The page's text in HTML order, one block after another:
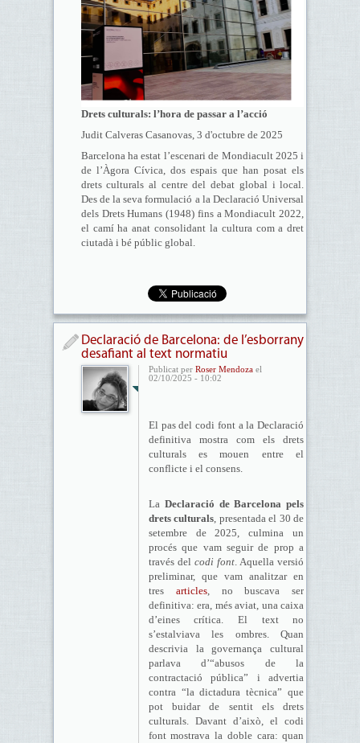
Drets culturals: l’hora de passar a l’acció
Judit Calveras Casanovas, 3 d'octubre de 2025
Barcelona ha estat l’escenari de Mondiacult 2025 i
de l’Àgora Cívica, dos espais que han posat els
drets culturals al centre del debat global i local.
Des de la seva formulació a la Declaració Universal
dels Drets Humans (1948) fins a Mondiacult 2022,
el camí ha anat consolidant la cultura com a dret
ciutadà i bé públic global.
Declaració de Barcelona: de l’esborrany
desafiant al text normatiu
Publicat per Roser Mendozael
02/10/2025 - 10:02
El pas del codi font a la Declaració
definitiva mostra com els drets
culturals es mouen entre el
conflicte i el consens.
La Declaració de Barcelona pels
drets culturals, presentada el 30 de
setembre de 2025, culmina un
procés que vam seguir de prop a
través del codi font. Aquella versió
preliminar, que vam analitzar en
tres articles, no buscava ser
definitiva: era, més aviat, una caixa
d’eines crítica. El text no
s’estalviava les ombres. Quan
descrivia la governança cultural
parlava d’“abusos de la
contractació pública” i advertia
contra “la dictadura tècnica” que
pot buidar de sentit els drets
culturals. Davant d’això, el codi
font mostrava la doble cara: quan